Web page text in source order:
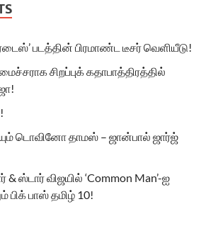
படத்தின் பிரமாண்ட டீசர் வெளியீடு!
சிறப்புக் கதாபாத்திரத்தில்
டொவினோ தாமஸ் – ஜான்பால் ஜார்ஜ்
ஸ்டார் விஜயில் ‘Common Man’-ஐ
பிக் பாஸ் தமிழ் 10!